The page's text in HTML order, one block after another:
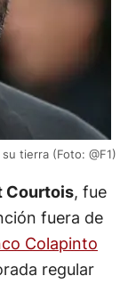
tierra (Foto: @F1)
Courtois, fue
fuera de
Colapinto
regular